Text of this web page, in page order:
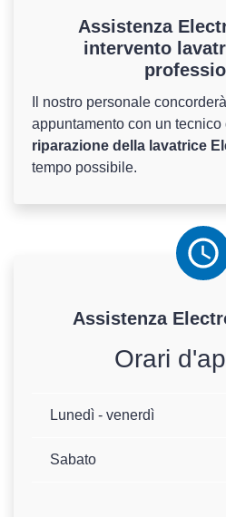
Assistenza
intervento
Il nostro personale
appuntamento con un
riparazione della lavatrice
tempo possibile.
Assistenza
Orari
Lunedì - venerdì
Sabato